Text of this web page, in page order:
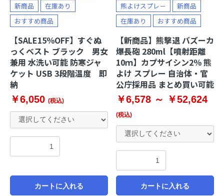
新商品
在庫あり
おすすめ商品
【SALE15％OFF】すぐぬ
っくベスト ブラック 男女
兼用 水洗い可能 防寒ジャ
ケット USB 3段階温度 即
納
￥6,050 (税込)
カートに入れる
熊よけスプレ－
新商品
在庫あり
おすすめ商品
【新商品】熊撃退 バズーカ
爆長砲 280ml【噴射距離
10ｍ】カプサイシン2％ 熊
よけ スプレー 自治体・官
公庁採用品 まとめ買い可能
￥6,578 ～ ￥52,624
(税込)
カートに入れる